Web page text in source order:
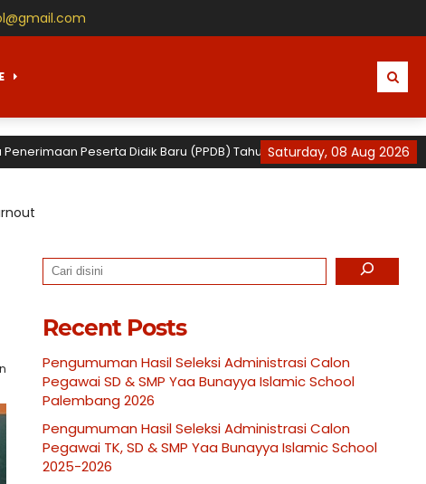
Saturday, 08 Aug 2026
Peserta Didik Baru (PPDB) Tahun Ajaran 2026 / 2027 untuk TK,
Search
Recent Posts
Pengumuman Hasil Seleksi Administrasi Calon
Pegawai SD & SMP Yaa Bunayya Islamic School
Palembang 2026
Pengumuman Hasil Seleksi Administrasi Calon
Pegawai TK, SD & SMP Yaa Bunayya Islamic School
2025-2026